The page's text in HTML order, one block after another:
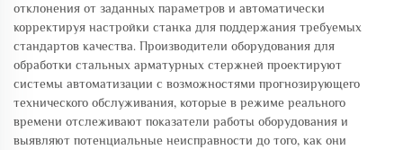
отклонения от заданных параметров и автоматически
корректируя настройки станка для поддержания требуемых
стандартов качества. Производители оборудования для
обработки стальных арматурных стержней проектируют
системы автоматизации с возможностями прогнозирующего
технического обслуживания, которые в режиме реального
времени отслеживают показатели работы оборудования и
выявляют потенциальные неисправности до того, как они